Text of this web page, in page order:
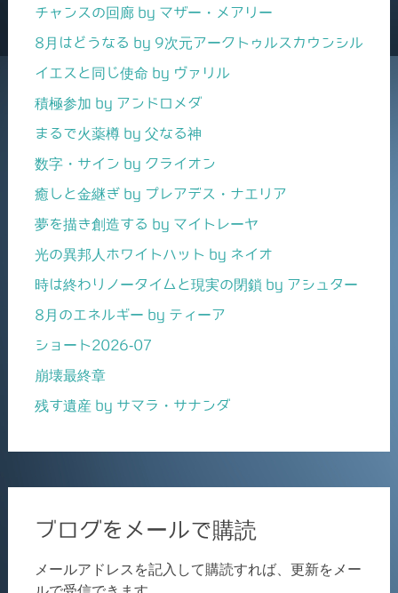
チャンスの回廊 by マザー・メアリー
8月はどうなる by 9次元アークトゥルスカウンシル
イエスと同じ使命 by ヴァリル
積極参加 by アンドロメダ
まるで火薬樽 by 父なる神
数字・サイン by クライオン
癒しと金継ぎ by プレアデス・ナエリア
夢を描き創造する by マイトレーヤ
光の異邦人ホワイトハット by ネイオ
時は終わりノータイムと現実の閉鎖 by アシュター
8月のエネルギー by ティーア
ショート2026-07
崩壊最終章
残す遺産 by サマラ・サナンダ
ブログをメールで購読
メールアドレスを記入して購読すれば、更新をメー